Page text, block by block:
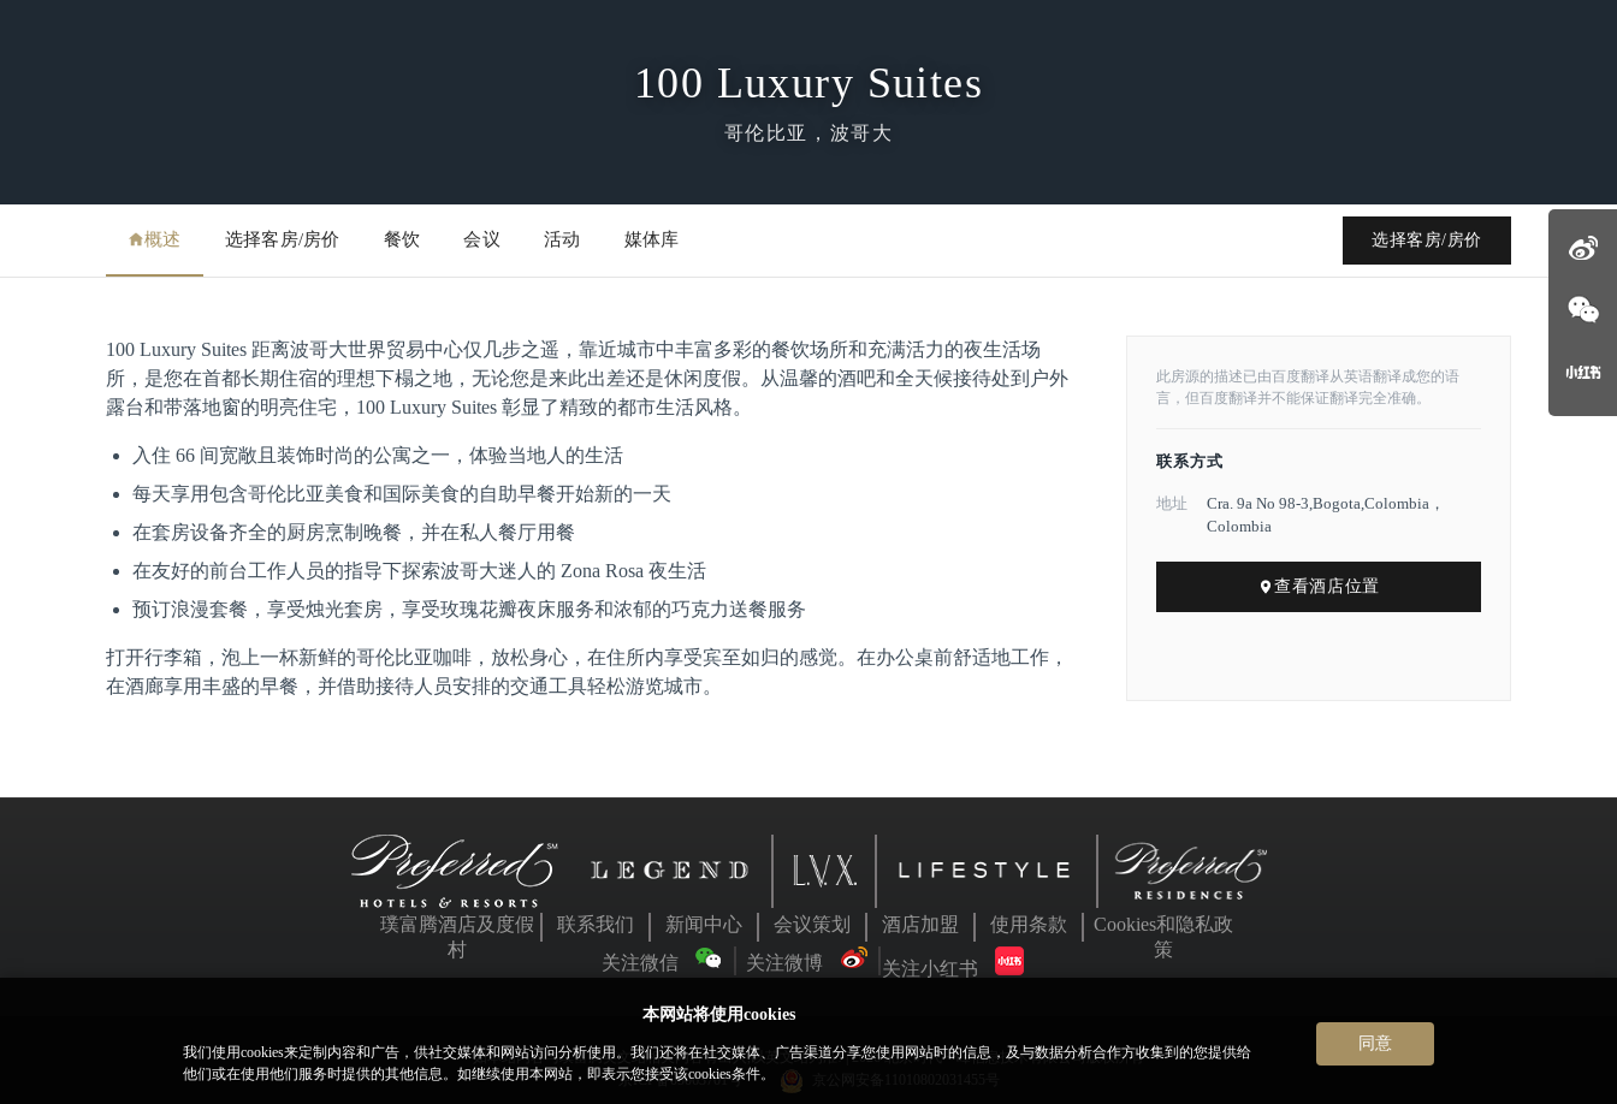
本网站将使用cookies
我们使用cookies来定制内容和广告，供社交媒体和网站访问分析使用。我们还将在社交媒体、广告渠道分享您使用网站时的信息，及与数据分析合作方收集到的您提供给
他们或在使用他们服务时提供的其他信息。如继续使用本网站，即表示您接受该cookies条件。
同意
100 Luxury Suites
哥伦比亚，波哥大
概述 选择客房/房价 餐饮 会议 活动 媒体库 选择客房/房价
100 Luxury Suites 距离波哥大世界贸易中心仅几步之遥，靠近城市中丰富多彩的餐饮场所和充满活力的夜生活场
所，是您在首都长期住宿的理想下榻之地，无论您是来此出差还是休闲度假。从温馨的酒吧和全天候接待处到户外
露台和带落地窗的明亮住宅，100 Luxury Suites 彰显了精致的都市生活风格。
入住 66 间宽敞且装饰时尚的公寓之一，体验当地人的生活
每天享用包含哥伦比亚美食和国际美食的自助早餐开始新的一天
在套房设备齐全的厨房烹制晚餐，并在私人餐厅用餐
在友好的前台工作人员的指导下探索波哥大迷人的 Zona Rosa 夜生活
预订浪漫套餐，享受烛光套房，享受玫瑰花瓣夜床服务和浓郁的巧克力送餐服务
打开行李箱，泡上一杯新鲜的哥伦比亚咖啡，放松身心，在住所内享受宾至如归的感觉。在办公桌前舒适地工作，
在酒廊享用丰盛的早餐，并借助接待人员安排的交通工具轻松游览城市。
此房源的描述已由百度翻译从英语翻译成您的语
言，但百度翻译并不能保证翻译完全准确。
联系方式
地址
Cra. 9a No 98-3,Bogota,Colombia，
Colombia
查看酒店位置
璞富腾酒店及度假
村
联系我们 新闻中心 会议策划 酒店加盟 使用条款
Cookies和隐私政
策
关注微信 关注微博 关注小红书
如本站内容与璞富腾英文站相关内容有出入,以英文站为准! | 2026 北京时代一峰信息技术有限公司版权所有
京ICP备05063701号